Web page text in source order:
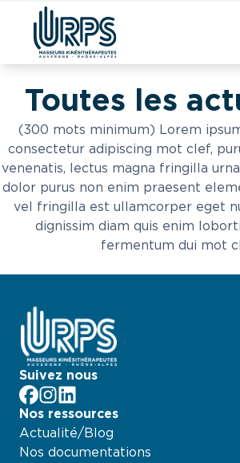
contenuToutes les
(300 mots minimum) Lorem
consectetur adipiscing mot clef,
venenatis, lectus magna fringilla
dolor purus non enim praesent
vel fringilla est ullamcorper eget
dignissim diam quis enim
fermentum dui mot
Suivez nous
facebook
Instagram
LinkedIn
Nos ressources
Actualité/Blog
Nos documentations